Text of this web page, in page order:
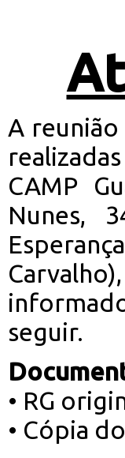
A
CAMP
Nunes,
seguir.
• RG
• Cópia